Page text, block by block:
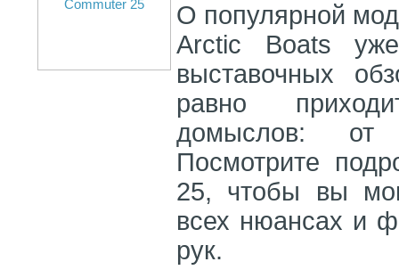
О популярной
Arctic Boats
выставочных
равно
домыслов: от
Посмотрите
25, чтобы вы
всех нюансах и
рук.